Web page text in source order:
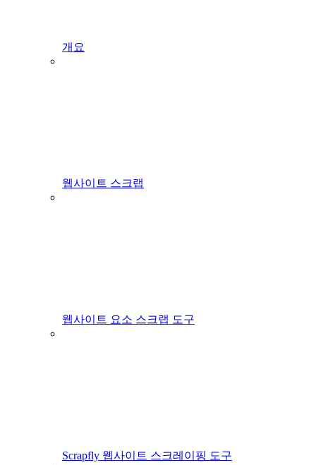
개요
웹사이트 스크랩
웹사이트 요소 스크랩 도구
Scrapfly 웹사이트 스크레이핑 도구